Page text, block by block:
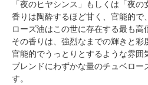
「夜のヒヤシンス」もしくは「夜
香りは陶酔するほど甘く、官能的で
ローズ油はこの世に存在する最も高
その香りは、強烈なまでの輝きと彩
官能的でうっとりとするような雰囲
ブレンドにわずかな量のチュベロー
す。